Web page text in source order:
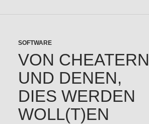
SOFTWARE
VON CHEATERN
UND DENEN,
DIES WERDEN
WOLL(T)EN